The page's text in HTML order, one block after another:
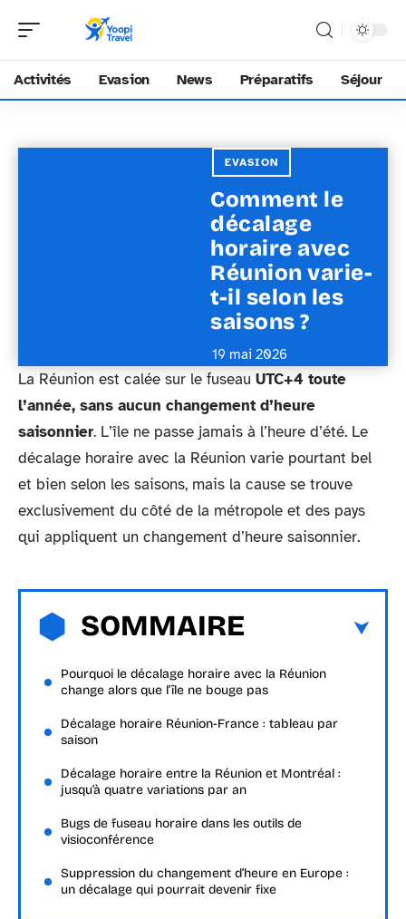
Activités Evasion News Préparatifs Séjour
EVASION
Comment le
décalage
horaire avec
Réunion varie-
t-il selon les
saisons ?
19 mai 2026
La Réunion est calée sur le fuseau UTC+4 toute
l’année, sans aucun changement d’heure
saisonnier. L’île ne passe jamais à l’heure d’été. Le
décalage horaire avec la Réunion varie pourtant bel
et bien selon les saisons, mais la cause se trouve
exclusivement du côté de la métropole et des pays
qui appliquent un changement d’heure saisonnier.
SOMMAIRE
Pourquoi le décalage horaire avec la Réunion
change alors que l’île ne bouge pas
Décalage horaire Réunion-France : tableau par
saison
Décalage horaire entre la Réunion et Montréal :
jusqu’à quatre variations par an
Bugs de fuseau horaire dans les outils de
visioconférence
Suppression du changement d’heure en Europe :
un décalage qui pourrait devenir fixe